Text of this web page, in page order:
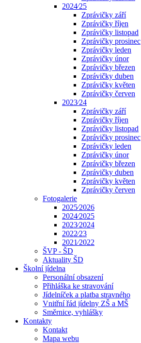
2024⁄25
Zprávičky září
Zprávičky říjen
Zprávičky listopad
Zprávičky prosinec
Zprávičky leden
Zprávičky únor
Zprávičky březen
Zprávičky duben
Zprávičky květen
Zprávičky červen
2023⁄24
Zprávičky září
Zprávičky říjen
Zprávičky listopad
Zprávičky prosinec
Zprávičky leden
Zprávičky únor
Zprávičky březen
Zprávičky duben
Zprávičky květen
Zprávičky červen
Fotogalerie
2025⁄2026
2024⁄2025
2023⁄2024
2022⁄23
2021⁄2022
ŠVP - ŠD
Aktuality ŠD
Školní jídelna
Personální obsazení
Přihláška ke stravování
Jídelníček a platba stravného
Vnitřní řád jídelny ZŠ a MŠ
Směrnice, vyhlášky
Kontakty
Kontakt
Mapa webu